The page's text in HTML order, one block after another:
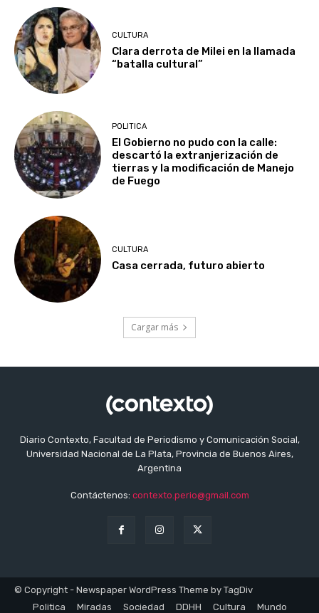
CULTURA
Clara derrota de Milei en la llamada
“batalla cultural”
POLITICA
El Gobierno no pudo con la calle:
descartó la extranjerización de
tierras y la modificación de Manejo
de Fuego
CULTURA
Casa cerrada, futuro abierto
Cargar más
Diario Contexto, Facultad de Periodismo y Comunicación Social,
Universidad Nacional de La Plata, Provincia de Buenos Aires,
Argentina
Contáctenos: contexto.perio@gmail.com
© Copyright - Newspaper WordPress Theme by TagDiv
Politica
Miradas Sociedad DDHH Cultura Mundo